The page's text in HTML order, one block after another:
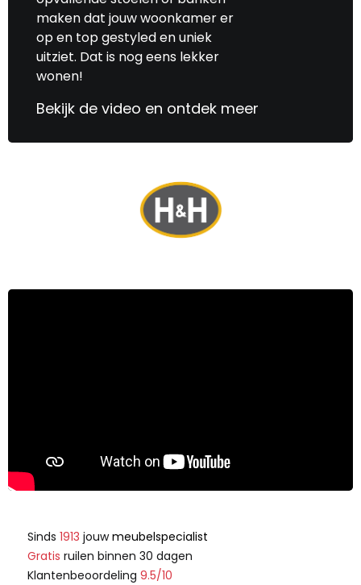
maken dat jouw woonkamer er
op en top gestyled en uniek
uitziet. Dat is nog eens lekker
wonen!
Bekijk de video en ontdek meer
Sinds 1913 jouwmeubelspecialist
Gratis ruilen binnen 30 dagen
Klantenbeoordeling 9.5/10